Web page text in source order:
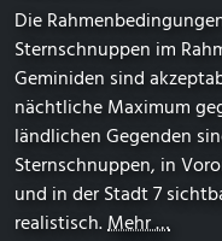
Die
Sternschnuppen im
Geminiden sind
nächtliche Maximum
ländlichen Gegenden
Sternschnuppen, in
und in der Stadt 7
realistisch.Mehr …